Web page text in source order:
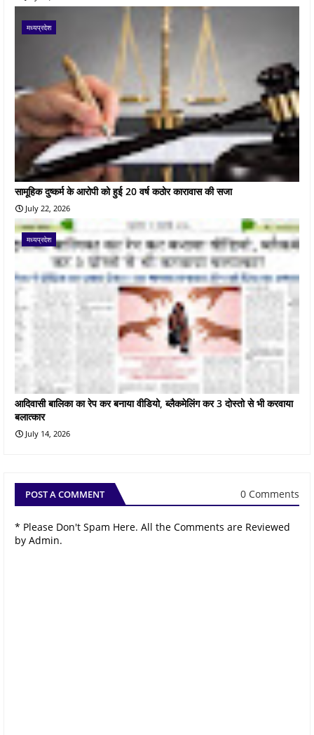
मध्यप्रदेश
सामूहिक दुष्कर्म के आरोपी को हुई 20 वर्ष कठोर कारावास की सजा
July 22, 2026
मध्यप्रदेश
आदिवासी बालिका का रेप कर बनाया वीडियो, ब्लैकमेलिंग कर 3 दोस्तो से भी करवाया
बलात्कार
July 14, 2026
POST A COMMENT 0 Comments
* Please Don't Spam Here. All the Comments are Reviewed
by Admin.